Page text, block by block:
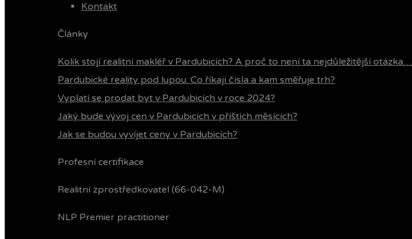
Kontakt
Články
Kolik stojí realitní makléř v Pardubicích? A proč to není ta nejdůležitější otázka…
Pardubické reality pod lupou: Co říkají čísla a kam směřuje trh?
Vyplatí se prodat byt v Pardubicích v roce 2024?
Jaký bude vývoj cen v Pardubicích v příštích měsících?
Jak se budou vyvíjet ceny v Pardubicích?
Profesní certifikace
Realitní zprostředkovatel (66-042-M)
NLP Premier practitioner